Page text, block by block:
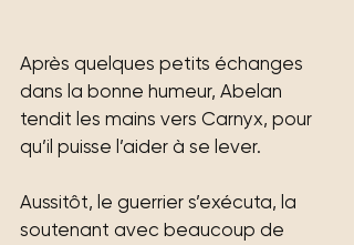
Après quelques petits échanges
dans la bonne humeur, Abelan
tendit les mains vers Carnyx, pour
qu’il puisse l’aider à se lever.
Aussitôt, le guerrier s’exécuta, la
soutenant avec beaucoup de